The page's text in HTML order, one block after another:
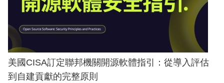
美國CISA訂定聯邦機關開源軟體指引：從導入評估
到自建貢獻的完整原則